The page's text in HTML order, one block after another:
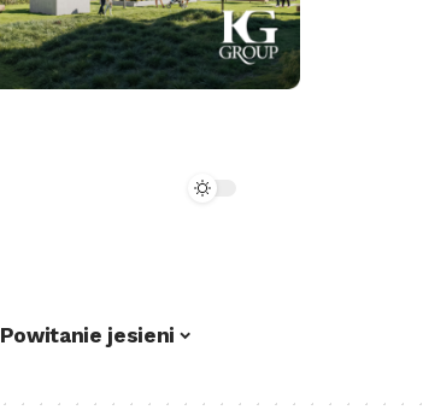
Powitanie jesieni